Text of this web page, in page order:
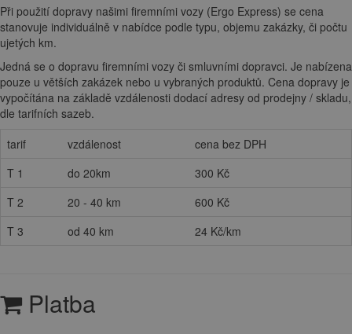
Při použití dopravy našimi firemními vozy (Ergo Express) se cena
stanovuje individuálně v nabídce podle typu, objemu zakázky, či počtu
ujetých km.
Jedná se o dopravu firemními vozy či smluvními dopravci. Je nabízena
pouze u větších zakázek nebo u vybraných produktů. Cena dopravy je
vypočítána na základě vzdálenosti dodací adresy od prodejny / skladu,
dle tarifních sazeb.
tarif
vzdálenost
cena bez DPH
T 1
do 20km
300 Kč
T 2
20 - 40 km
600 Kč
T 3
od 40 km 24 Kč/km
Platba